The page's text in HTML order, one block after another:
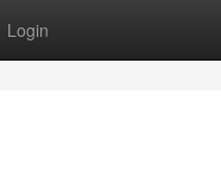
Login